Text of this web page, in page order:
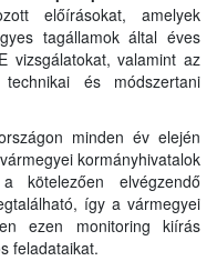
előírásokat, amelyek
tagállamok által éves
vizsgálatokat, valamint az
és módszertani
minden év elején
kormányhivatalok
kötelezően elvégzendő
így a vármegyei
ezen monitoring kiírás
feladataikat.